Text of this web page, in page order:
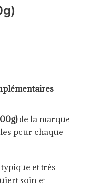
de la marque
pour chaque
et très
soin et